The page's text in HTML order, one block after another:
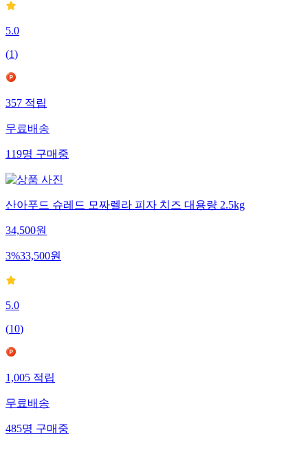
5.0
(1)
357적립
무료배송
119명구매중
산아푸드 슈레드 모짜렐라 피자 치즈 대용량 2.5kg
34,500원
3%33,500원
5.0
(10)
1,005적립
무료배송
485명구매중